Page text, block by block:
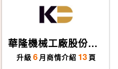
華隆機械工廠股份有
限公司
升級 6 月商情介紹 13 頁